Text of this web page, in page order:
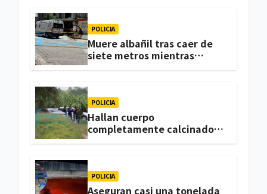
POLICIA
Muere albañil tras caer de
siete metros mientras
POLICIA
Hallan cuerpo
completamente calcinado
POLICIA
Aseguran casi una tonelada